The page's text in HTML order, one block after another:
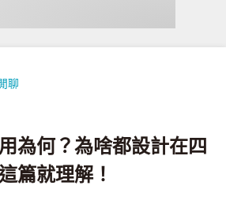
聊？為啥都設計在四周邊框？看完這篇就理解
為何？為啥都設計在四
篇就理解！